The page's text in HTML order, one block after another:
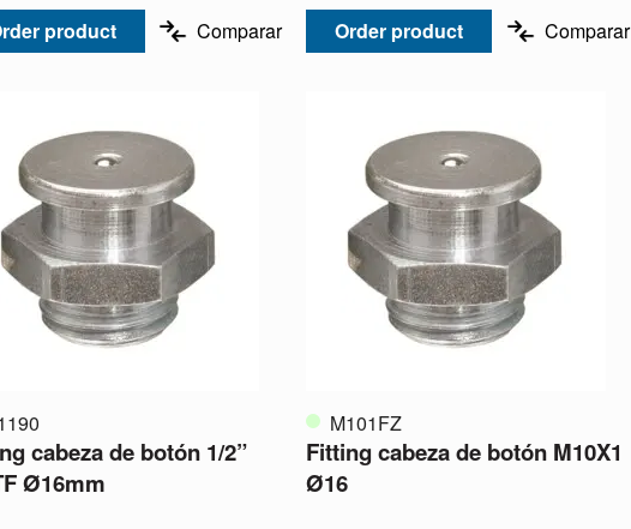
product Comparar Order product Comparar
cabeza de botón 1/2”
Ø16mm
M101FZ
Fitting cabeza de botón M10X1
Ø16